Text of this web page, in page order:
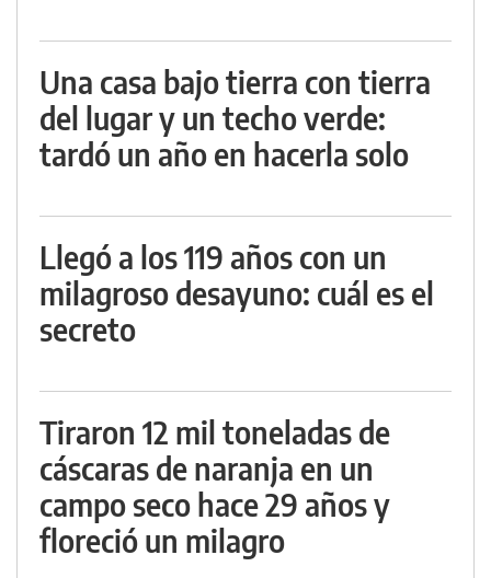
Una casa bajo tierra con tierra
del lugar y un techo verde:
tardó un año en hacerla solo
Llegó a los 119 años con un
milagroso desayuno: cuál es el
secreto
Tiraron 12 mil toneladas de
cáscaras de naranja en un
campo seco hace 29 años y
floreció un milagro